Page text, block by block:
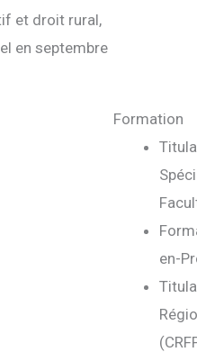
et droit rural,
en septembre
Formation
en-